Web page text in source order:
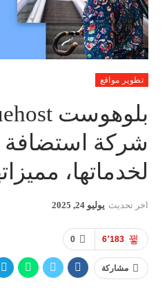
تطوير مواقع
شركة
لخدماتها،
اخر تحديث يوليو 24, 2025
0 6٬183
مشاركة